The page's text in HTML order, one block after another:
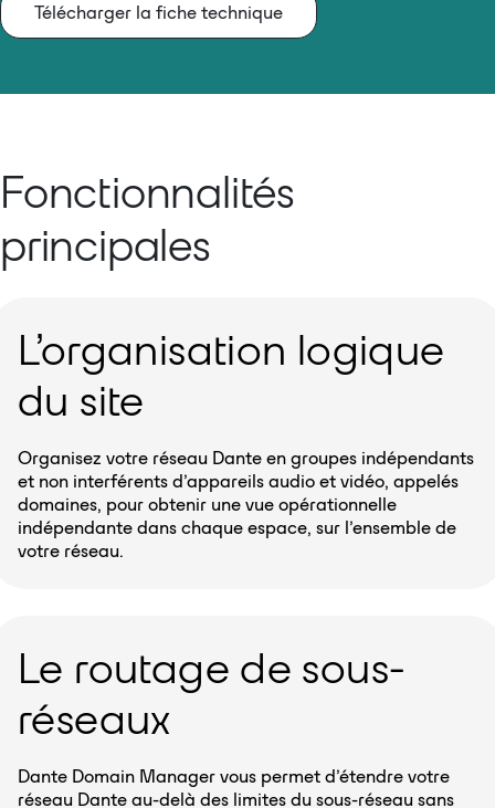
Télécharger la fiche technique
Fonctionnalités
principales
L’organisation logique
du site
Organisez votre réseau Dante en groupes indépendants
et non interférents d’appareils audio et vidéo, appelés
domaines, pour obtenir une vue opérationnelle
indépendante dans chaque espace, sur l’ensemble de
votre réseau.
Le routage de sous-
réseaux
Dante Domain Manager vous permet d’étendre votre
réseau Dante au-delà des limites du sous-réseau sans